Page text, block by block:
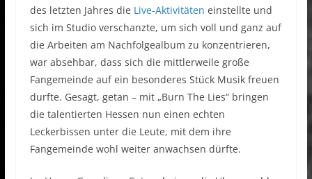
des letzten Jahres die Live-Aktivitäten einstellte und
sich im Studio verschanzte, um sich voll und ganz auf
die Arbeiten am Nachfolgealbum zu konzentrieren,
war absehbar, dass sich die mittlerweile große
Fangemeinde auf ein besonderes Stück Musik freuen
durfte. Gesagt, getan – mit „Burn The Lies“ bringen
die talentierten Hessen nun einen echten
Leckerbissen unter die Leute, mit dem ihre
Fangemeinde wohl weiter anwachsen dürfte.